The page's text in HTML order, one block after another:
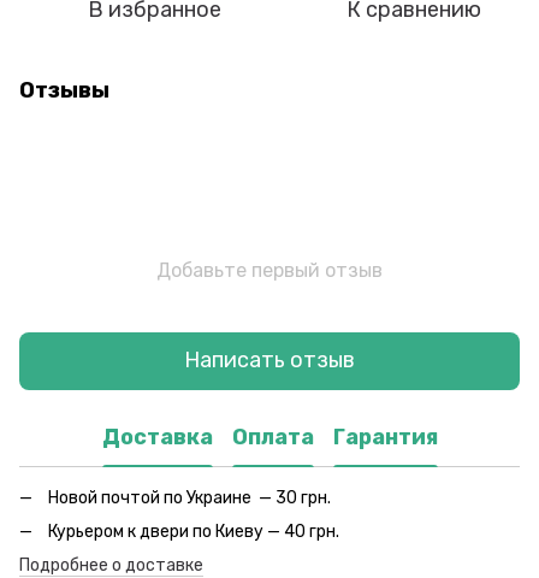
В избранное К сравнению
Отзывы
Добавьте первый отзыв
Написать отзыв
Доставка Оплата Гарантия
Новой почтой по Украине — 30 грн.
Курьером к двери по Киеву — 40 грн.
Подробнее о доставке